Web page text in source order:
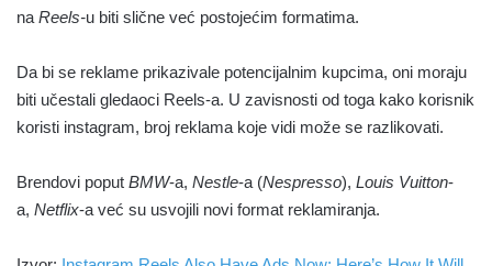
na Reels-u biti slične već postojećim formatima.
Da bi se reklame prikazivale potencijalnim kupcima, oni moraju
biti učestali gledaoci Reels-a. U zavisnosti od toga kako korisnik
koristi instagram, broj reklama koje vidi može se razlikovati.
Brendovi poput BMW-a, Nestle-a (Nespresso), Louis Vuitton-
a, Netflix-a već su usvojili novi format reklamiranja.